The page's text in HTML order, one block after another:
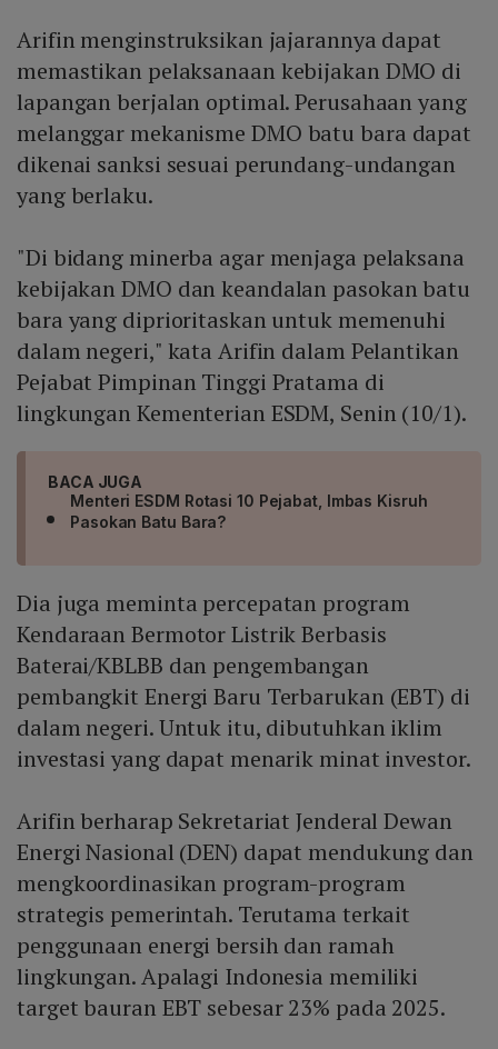
Arifin menginstruksikan jajarannya dapat
memastikan pelaksanaan kebijakan DMO di
lapangan berjalan optimal. Perusahaan yang
melanggar mekanisme DMO batu bara dapat
dikenai sanksi sesuai perundang-undangan
yang berlaku.
"Di bidang minerba agar menjaga pelaksana
kebijakan DMO dan keandalan pasokan batu
bara yang diprioritaskan untuk memenuhi
dalam negeri," kata Arifin dalam Pelantikan
Pejabat Pimpinan Tinggi Pratama di
lingkungan Kementerian ESDM, Senin (10/1).
BACA JUGA
Menteri ESDM Rotasi 10 Pejabat, Imbas Kisruh
Pasokan Batu Bara?
Dia juga meminta percepatan program
Kendaraan Bermotor Listrik Berbasis
Baterai/KBLBB dan pengembangan
pembangkit Energi Baru Terbarukan (EBT) di
dalam negeri. Untuk itu, dibutuhkan iklim
investasi yang dapat menarik minat investor.
Arifin berharap Sekretariat Jenderal Dewan
Energi Nasional (DEN) dapat mendukung dan
mengkoordinasikan program-program
strategis pemerintah. Terutama terkait
penggunaan energi bersih dan ramah
lingkungan. Apalagi Indonesia memiliki
target bauran EBT sebesar 23% pada 2025.